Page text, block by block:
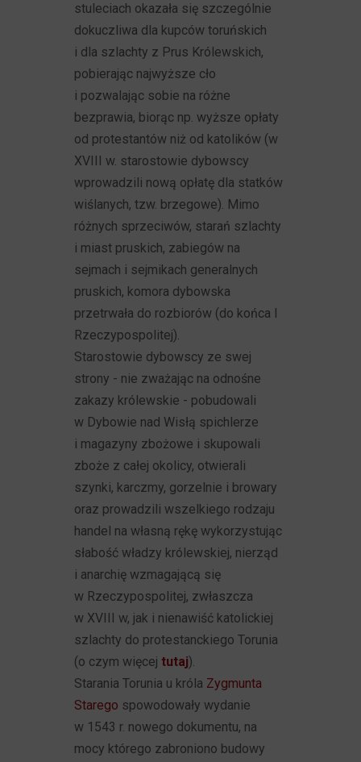
stuleciach okazała się szczególnie
dokuczliwa dla kupców toruńskich
i dla szlachty z Prus Królewskich,
pobierając najwyższe cło
i pozwalając sobie na różne
bezprawia, biorąc np. wyższe opłaty
od protestantów niż od katolików (w
XVIII w. starostowie dybowscy
wprowadzili nową opłatę dla statków
wiślanych, tzw. brzegowe). Mimo
różnych sprzeciwów, starań szlachty
i miast pruskich, zabiegów na
sejmach i sejmikach generalnych
pruskich, komora dybowska
przetrwała do rozbiorów (do końca I
Rzeczypospolitej).
Starostowie dybowscy ze swej
strony - nie zważając na odnośne
zakazy królewskie - pobudowali
w Dybowie nad Wisłą spichlerze
i magazyny zbożowe i skupowali
zboże z całej okolicy, otwierali
szynki, karczmy, gorzelnie i browary
oraz prowadzili wszelkiego rodzaju
handel na własną rękę wykorzystując
słabość władzy królewskiej, nierząd
i anarchię wzmagającą się
w Rzeczypospolitej, zwłaszcza
w XVIII w, jak i nienawiść katolickiej
szlachty do protestanckiego Torunia
(o czym więcej tutaj).
Starania Torunia u króla Zygmunta
Starego spowodowały wydanie
w 1543 r. nowego dokumentu, na
mocy którego zabroniono budowy